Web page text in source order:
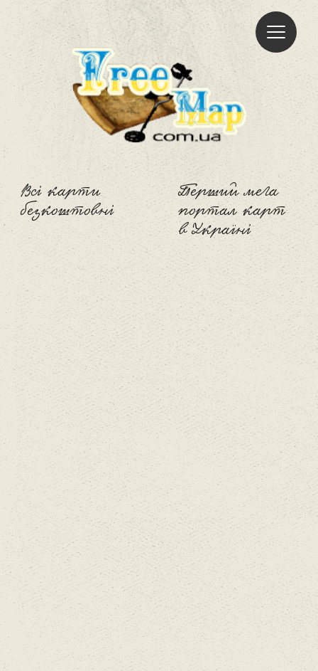
Всі карти
безкоштовні
Freemap
Перший мега
портал карт
в Україні